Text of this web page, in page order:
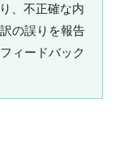
、不正確な内
の誤りを報告
ィードバック